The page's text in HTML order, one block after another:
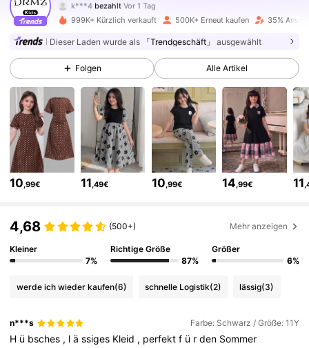
m***5 istVor 4 Stunden
4,85 180K Follower
4,85 180K Follower
4,85 180K Follower
4,85 180K Follower
999K+ Kürzlich verkauft 500K+ Erneut kaufen 35%
Dieser Laden wurde als 「Trendgeschäft」 ausgewählt
Folgen Alle Artikel
10 ,99€ 11 ,49€ 10 ,99€ 14 ,99€ 11
4,68 (500+) Mehr anzeigen
Kleiner
7%
Richtige Größe
87%
Größer
6%
werde ich wieder kaufen(6) schnelle Logistik(2) lässig(3)
n***s Farbe: Schwarz / Größe: 11Y
H ü bsches , lässiges Kleid , perfektf ü rden Sommer